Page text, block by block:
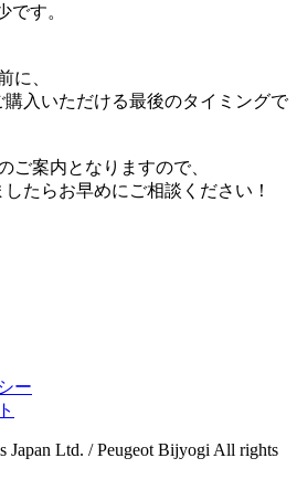
です。
に、
入いただける最後のタイミングで
ご案内となりますので、
たらお早めにご相談ください！
ー
Japan Ltd. / Peugeot Bijyogi All rights